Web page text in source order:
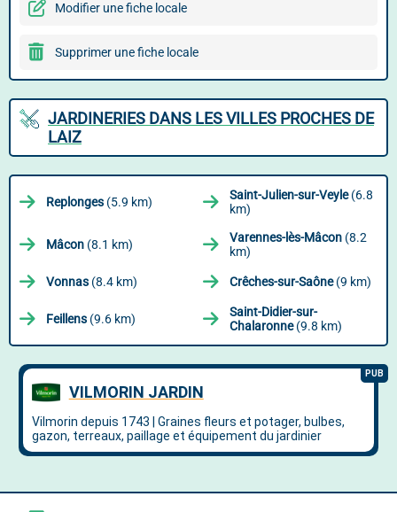
Modifier une fiche locale
Supprimer une fiche locale
JARDINERIES DANS LES VILLES PROCHES DE
LAIZ
Replonges (5.9 km) Saint-Julien-sur-Veyle(6.8
km)
Mâcon (8.1 km) Varennes-lès-Mâcon (8.2
km)
Vonnas (8.4 km) Crêches-sur-Saône(9 km)
Feillens (9.6 km)
Saint-Didier-sur-
Chalaronne(9.8 km)